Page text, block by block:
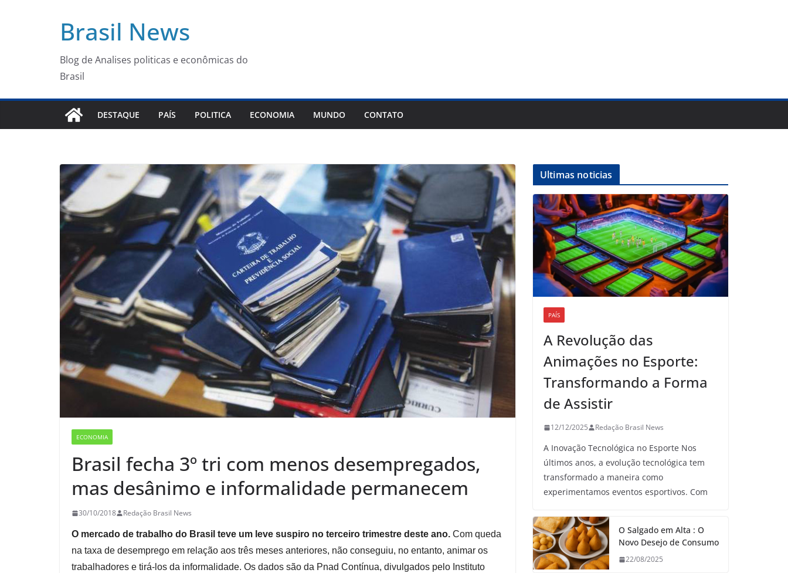
Brasil News
Blog de Analises politicas e econômicas do
Brasil
DESTAQUE PAÍS POLITICA ECONOMIA MUNDO CONTATO
ECONOMIA
Brasil fecha 3º tri com menos desempregados,
mas desânimo e informalidade permanecem
30/10/2018 Redação Brasil News
O mercado de trabalho do Brasil teve um leve suspiro no terceiro trimestre deste ano. Com queda
na taxa de desemprego em relação aos três meses anteriores, não conseguiu, no entanto, animar os
trabalhadores e tirá-los da informalidade. Os dados são da Pnad Contínua, divulgados pelo Instituto
Ultimas noticias
PAÍS
A Revolução das
Animações no Esporte:
Transformando a Forma
de Assistir
12/12/2025 Redação Brasil News
A Inovação Tecnológica no Esporte Nos
últimos anos, a evolução tecnológica tem
transformado a maneira como
experimentamos eventos esportivos. Com
O Salgado em Alta : O
Novo Desejo de Consumo
22/08/2025